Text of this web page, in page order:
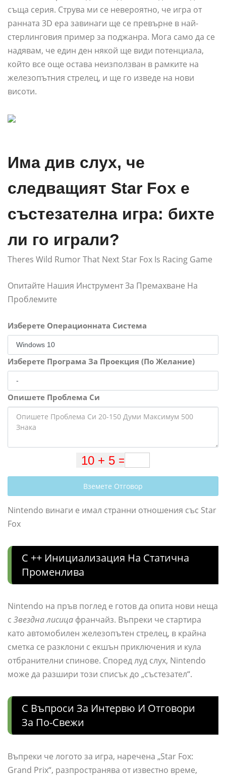
съща серия. Струва ми се невероятно, че игра от
ранната 3D ера завинаги ще се превърне в най-
стерлинговия пример за поджанра. Мога само да се
надявам, че един ден някой ще види потенциала,
който все още остава неизползван в рамките на
железопътния стрелец, и ще го изведе на нови
висоти.
Има див слух, че
следващият Star Fox е
състезателна игра: бихте
ли го играли?
Theres Wild Rumor That Next Star Fox Is Racing Game
Опитайте Нашия Инструмент За Премахване На
Проблемите
Изберете Операционната Система
Изберете Програма За Проекция (По Желание)
Опишете Проблема Си
Вземете Отговор
Nintendo винаги е имал странни отношения със Star
Fox
C ++ Инициализация На Статична
Променлива
Nintendo на пръв поглед е готов да опита нови неща
с Звездна лисица франчайз. Въпреки че стартира
като автомобилен железопътен стрелец, в крайна
сметка се разклони с екшън приключения и кула
отбранителни спинове. Според луд слух, Nintendo
може да разшири този списък до „състезател“.
C Въпроси За Интервю И Отговори
За По-Свежи
Въпреки че логото за игра, наречена „Star Fox:
Grand Prix“, разпространява от известно време,